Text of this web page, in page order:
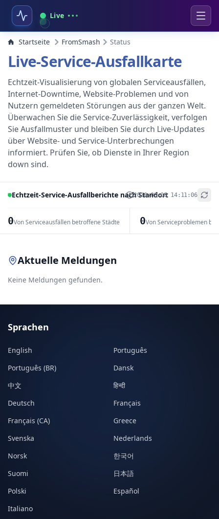
Live
Startseite FromSmash Status
Live-Service-Ausfallkarte
Echtzeit-Visualisierung von globalen Serviceausfällen,
Internet-Downtime, Website-Problemen und von
Nutzern gemeldeten Störungen aus der ganzen Welt.
Überwachen Sie die Service-Zuverlässigkeit, verfolgen
Sie Ausfallmuster und bleiben Sie durch Live-Updates
über Website- und Service-Unterbrechungen
informiert. Prüfen Sie, ob Dienste in Ihrer Region
down sind.
Echtzeit-Service-Ausfallberichte nach Standort
2026-08-08 14:11:06
0Von Serviceausfällen betroffene Städte 0Von Serviceproblemen
+
Aktuelle Meldungen
Keine Meldungen gefunden.
Sprachen
English
Português
Português (BR)
Dansk
中文
हिन्दी
Deutsch
Français
Français (CA)
Greece
Svenska
Nederlands
Norsk
한국어
Suomi
日本語
Polski
Español
Italiano